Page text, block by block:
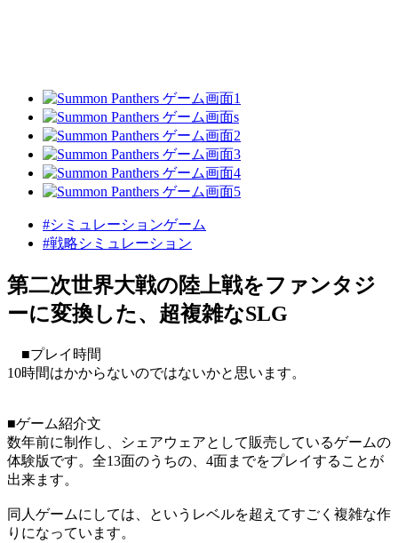
#シミュレーションゲーム
#戦略シミュレーション
第二次世界大戦の陸上戦をファンタジ
ーに変換した、超複雑なSLG
■プレイ時間
10時間はかからないのではないかと思います。
■ゲーム紹介文
数年前に制作し、シェアウェアとして販売しているゲームの
体験版です。全13面のうちの、4面までをプレイすることが
出来ます。
同人ゲームにしては、というレベルを超えてすごく複雑な作
りになっています。